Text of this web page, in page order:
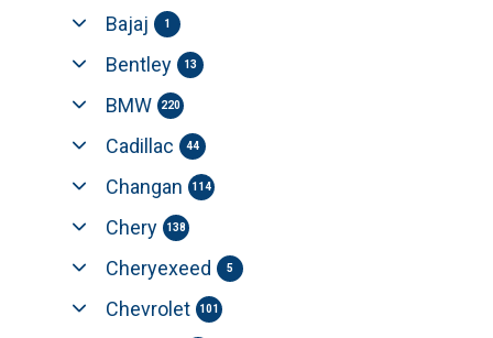
Bajaj 1
Bentley 13
BMW 220
Cadillac 44
Changan 114
Chery 138
Cheryexeed 5
Chevrolet 101